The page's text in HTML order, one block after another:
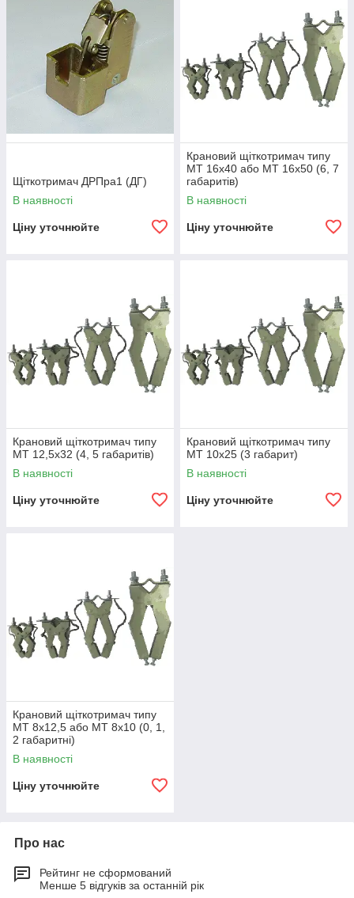
Щіткотримач ДРПра1 (ДГ)
В наявності
Ціну уточнюйте
Крановий щіткотримач типу
МТ 16х40 або МТ 16х50 (6, 7
габаритів)
В наявності
Ціну уточнюйте
Крановий щіткотримач типу
МТ 12,5х32 (4, 5 габаритів)
В наявності
Ціну уточнюйте
Крановий щіткотримач типу
МТ 10х25 (3 габарит)
В наявності
Ціну уточнюйте
Крановий щіткотримач типу
МТ 8х12,5 або МТ 8х10 (0, 1,
2 габаритні)
В наявності
Ціну уточнюйте
Про нас
Рейтинг не сформований
Менше 5 відгуків за останній рік